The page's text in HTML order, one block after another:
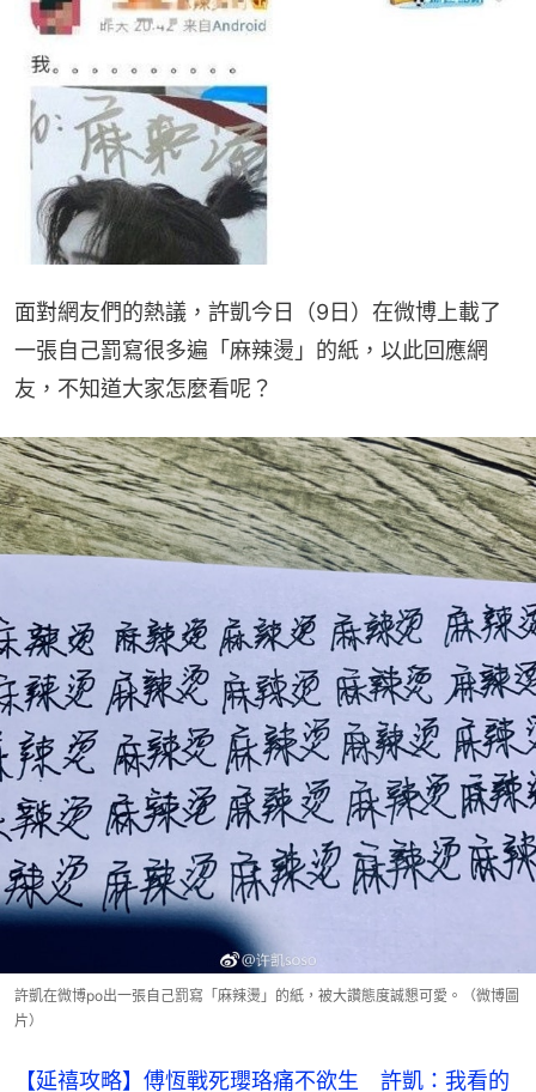
面對網友們的熱議，許凱今日（9日）在微博上載了
一張自己罰寫很多遍「麻辣燙」的紙，以此回應網
友，不知道大家怎麼看呢？
許凱在微博po出一張自己罰寫「麻辣燙」的紙，被大讚態度誠懇可愛。（微博圖
片）
【延禧攻略】傅恆戰死瓔珞痛不欲生 許凱：我看的